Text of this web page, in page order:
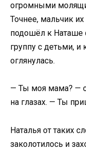
огромными
Точнее, мальчик
подошёл к Наташе
группу с детьми, и
оглянулась.
— Ты моя мама? —
на глазах. — Ты
Наталья от таких
заколотилось и